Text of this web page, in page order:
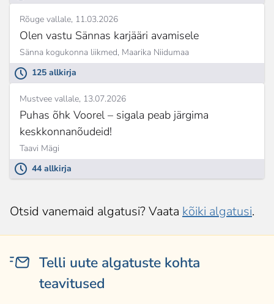
Rõuge vallale 11.03.2026
Olen vastu Sännas karjääri avamisele
Sänna kogukonna liikmed, Maarika Niidumaa
125 allkirja
Mustvee vallale 13.07.2026
Puhas õhk Voorel – sigala peab järgima
keskkonnanõudeid!
Taavi Mägi
44 allkirja
Otsid vanemaid algatusi? Vaata kõiki algatusi.
Telli uute algatuste kohta
teavitused